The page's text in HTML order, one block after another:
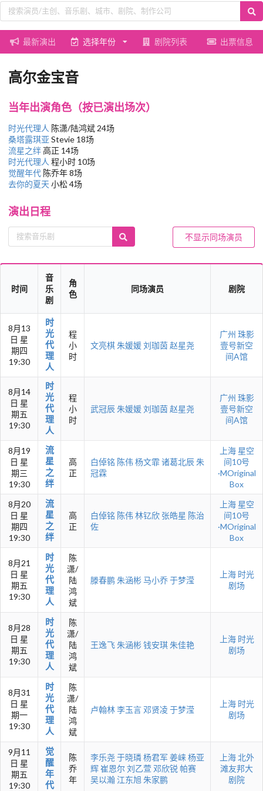
最新演出 选择年份 剧院列表 出票信息
高尔金宝音
当年出演角色（按已演出场次）
时光代理人 陈潇/陆鸿斌 24场
桑塔露琪亚 Stevie 18场
流星之绊高正 14场
时光代理人 程小时 10场
觉醒年代 陈乔年 8场
去你的夏天 小松 4场
演出日程
不显示同场演员
时间
音
乐
剧
角
色
同场演员 剧院
8月13
日 星
期四
19:30
时
光
代
理
人
程
小
时
文亮棋朱媛媛刘珈茵赵星尧
广州 珠影
壹号新空
间A馆
8月14
日 星
期五
19:30
时
光
代
理
人
程
小
时
武冠辰朱媛媛刘珈茵赵星尧
广州 珠影
壹号新空
间A馆
8月19
日 星
期三
19:30
流
星
之
绊
高
正
白倬铭 陈伟杨文霏 诸葛北辰朱
冠霖
上海 星空
间10号
·MOriginal
Box
8月20
日 星
期四
19:30
流
星
之
绊
高
正
白倬铭 陈伟林钇欣 张皓星 陈治
佐
上海 星空
间10号
·MOriginal
Box
8月21
日 星
期五
19:30
时
光
代
理
人
陈
潇/
陆
鸿
斌
滕春鹏 朱涵彬马小乔于梦滢
上海 时光
剧场
8月28
日 星
期五
19:30
时
光
代
理
人
陈
潇/
陆
鸿
斌
王逸飞朱涵彬钱安琪朱佳艳
上海 时光
剧场
8月31
日 星
期一
19:30
时
光
代
理
人
陈
潇/
陆
鸿
斌
卢翰林李玉言 邓贤凌于梦滢
上海 时光
剧场
9月11
日 星
期五
19:30
觉
醒
年
代
陈
乔
年
李乐尧 于晓璘杨君军 姜崃杨亚
辉崔恩尔刘乙萱 邓欣锐 帕赛
吴以瀚江东旭朱家鹏
上海 北外
滩友邦大
剧院